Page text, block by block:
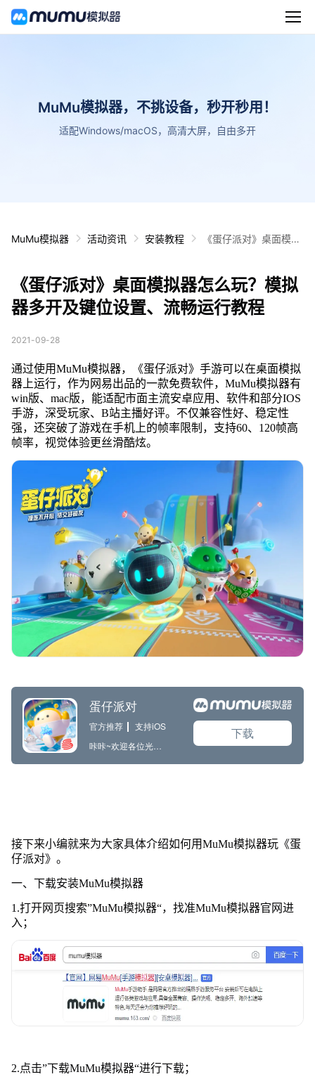
MuMu模拟器，不挑设备，秒开秒用！
适配Windows/macOS，高清大屏，自由多开
MuMu模拟器 活动资讯 安装教程
《蛋仔派对》桌面模拟
教程
《蛋仔派对》桌面模拟器怎么玩？模拟
器多开及键位设置、流畅运行教程
2021-09-28
通过使用MuMu模拟器，《蛋仔派对》手游可以在桌面模拟
器上运行，作为网易出品的一款免费软件，MuMu模拟器有
win版、mac版，能适配市面主流安卓应用、软件和部分IOS
手游，深受玩家、B站主播好评。不仅兼容性好、稳定性
强，还突破了游戏在手机上的帧率限制，支持60、120帧高
帧率，视觉体验更丝滑酷炫。
接下来小编就来为大家具体介绍如何用MuMu模拟器玩《蛋
仔派对》。
一、下载安装MuMu模拟器
1.打开网页搜索”MuMu模拟器“，找准MuMu模拟器官网进
入；
2.点击”下载MuMu模拟器“进行下载；